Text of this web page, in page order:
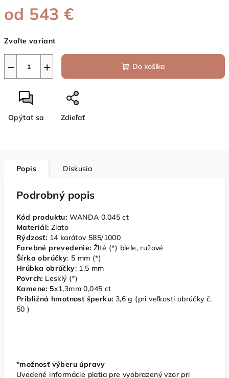
od 543 €
cena:
Zvoľte variant
+
− Do košíka
Opýtať sa Zdieľať
Popis Diskusia
Podrobný popis
Kód produktu: WANDA 0,045 ct
Materiál: Zlato
Rýdzosť: 14 karátov 585/1000
Farebné prevedenie: Žlté (*) biele, ružové
Šírka obrúčky: 5 mm (*)
Hrúbka obrúčky: 1,5 mm
Povrch: Lesklý (*)
Kamene: 5x1,3mm 0,045 ct
Približná hmotnosť šperku: 3,6 g (pri veľkosti obrúčky č.
50 )
*možnosť výberu úpravy
Uvedené informácie platia pre vyobrazený vzor pri